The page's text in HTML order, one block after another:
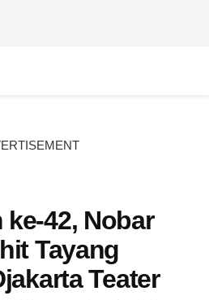
ke-42, Nobar
Tayang
Teater